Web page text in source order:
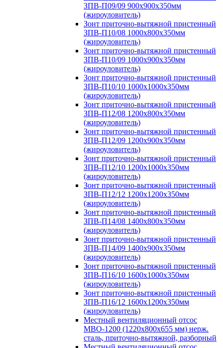
ЗПВ-П09/09 900х900х350мм
(жироуловитель)
Зонт приточно-вытяжной пристенный
ЗПВ-П10/08 1000х800х350мм
(жироуловитель)
Зонт приточно-вытяжной пристенный
ЗПВ-П10/09 1000х900х350мм
(жироуловитель)
Зонт приточно-вытяжной пристенный
ЗПВ-П10/10 1000х1000х350мм
(жироуловитель)
Зонт приточно-вытяжной пристенный
ЗПВ-П12/08 1200х800х350мм
(жироуловитель)
Зонт приточно-вытяжной пристенный
ЗПВ-П12/09 1200х900х350мм
(жироуловитель)
Зонт приточно-вытяжной пристенный
ЗПВ-П12/10 1200х1000х350мм
(жироуловитель)
Зонт приточно-вытяжной пристенный
ЗПВ-П12/12 1200х1200х350мм
(жироуловитель)
Зонт приточно-вытяжной пристенный
ЗПВ-П14/08 1400х800х350мм
(жироуловитель)
Зонт приточно-вытяжной пристенный
ЗПВ-П14/09 1400х900х350мм
(жироуловитель)
Зонт приточно-вытяжной пристенный
ЗПВ-П16/10 1600х1000х350мм
(жироуловитель)
Зонт приточно-вытяжной пристенный
ЗПВ-П16/12 1600х1200х350мм
(жироуловитель)
Местный вентиляционный отсос
МВО-1200 (1220х800х655 мм) нерж.
сталь, приточно-вытяжной, разборный